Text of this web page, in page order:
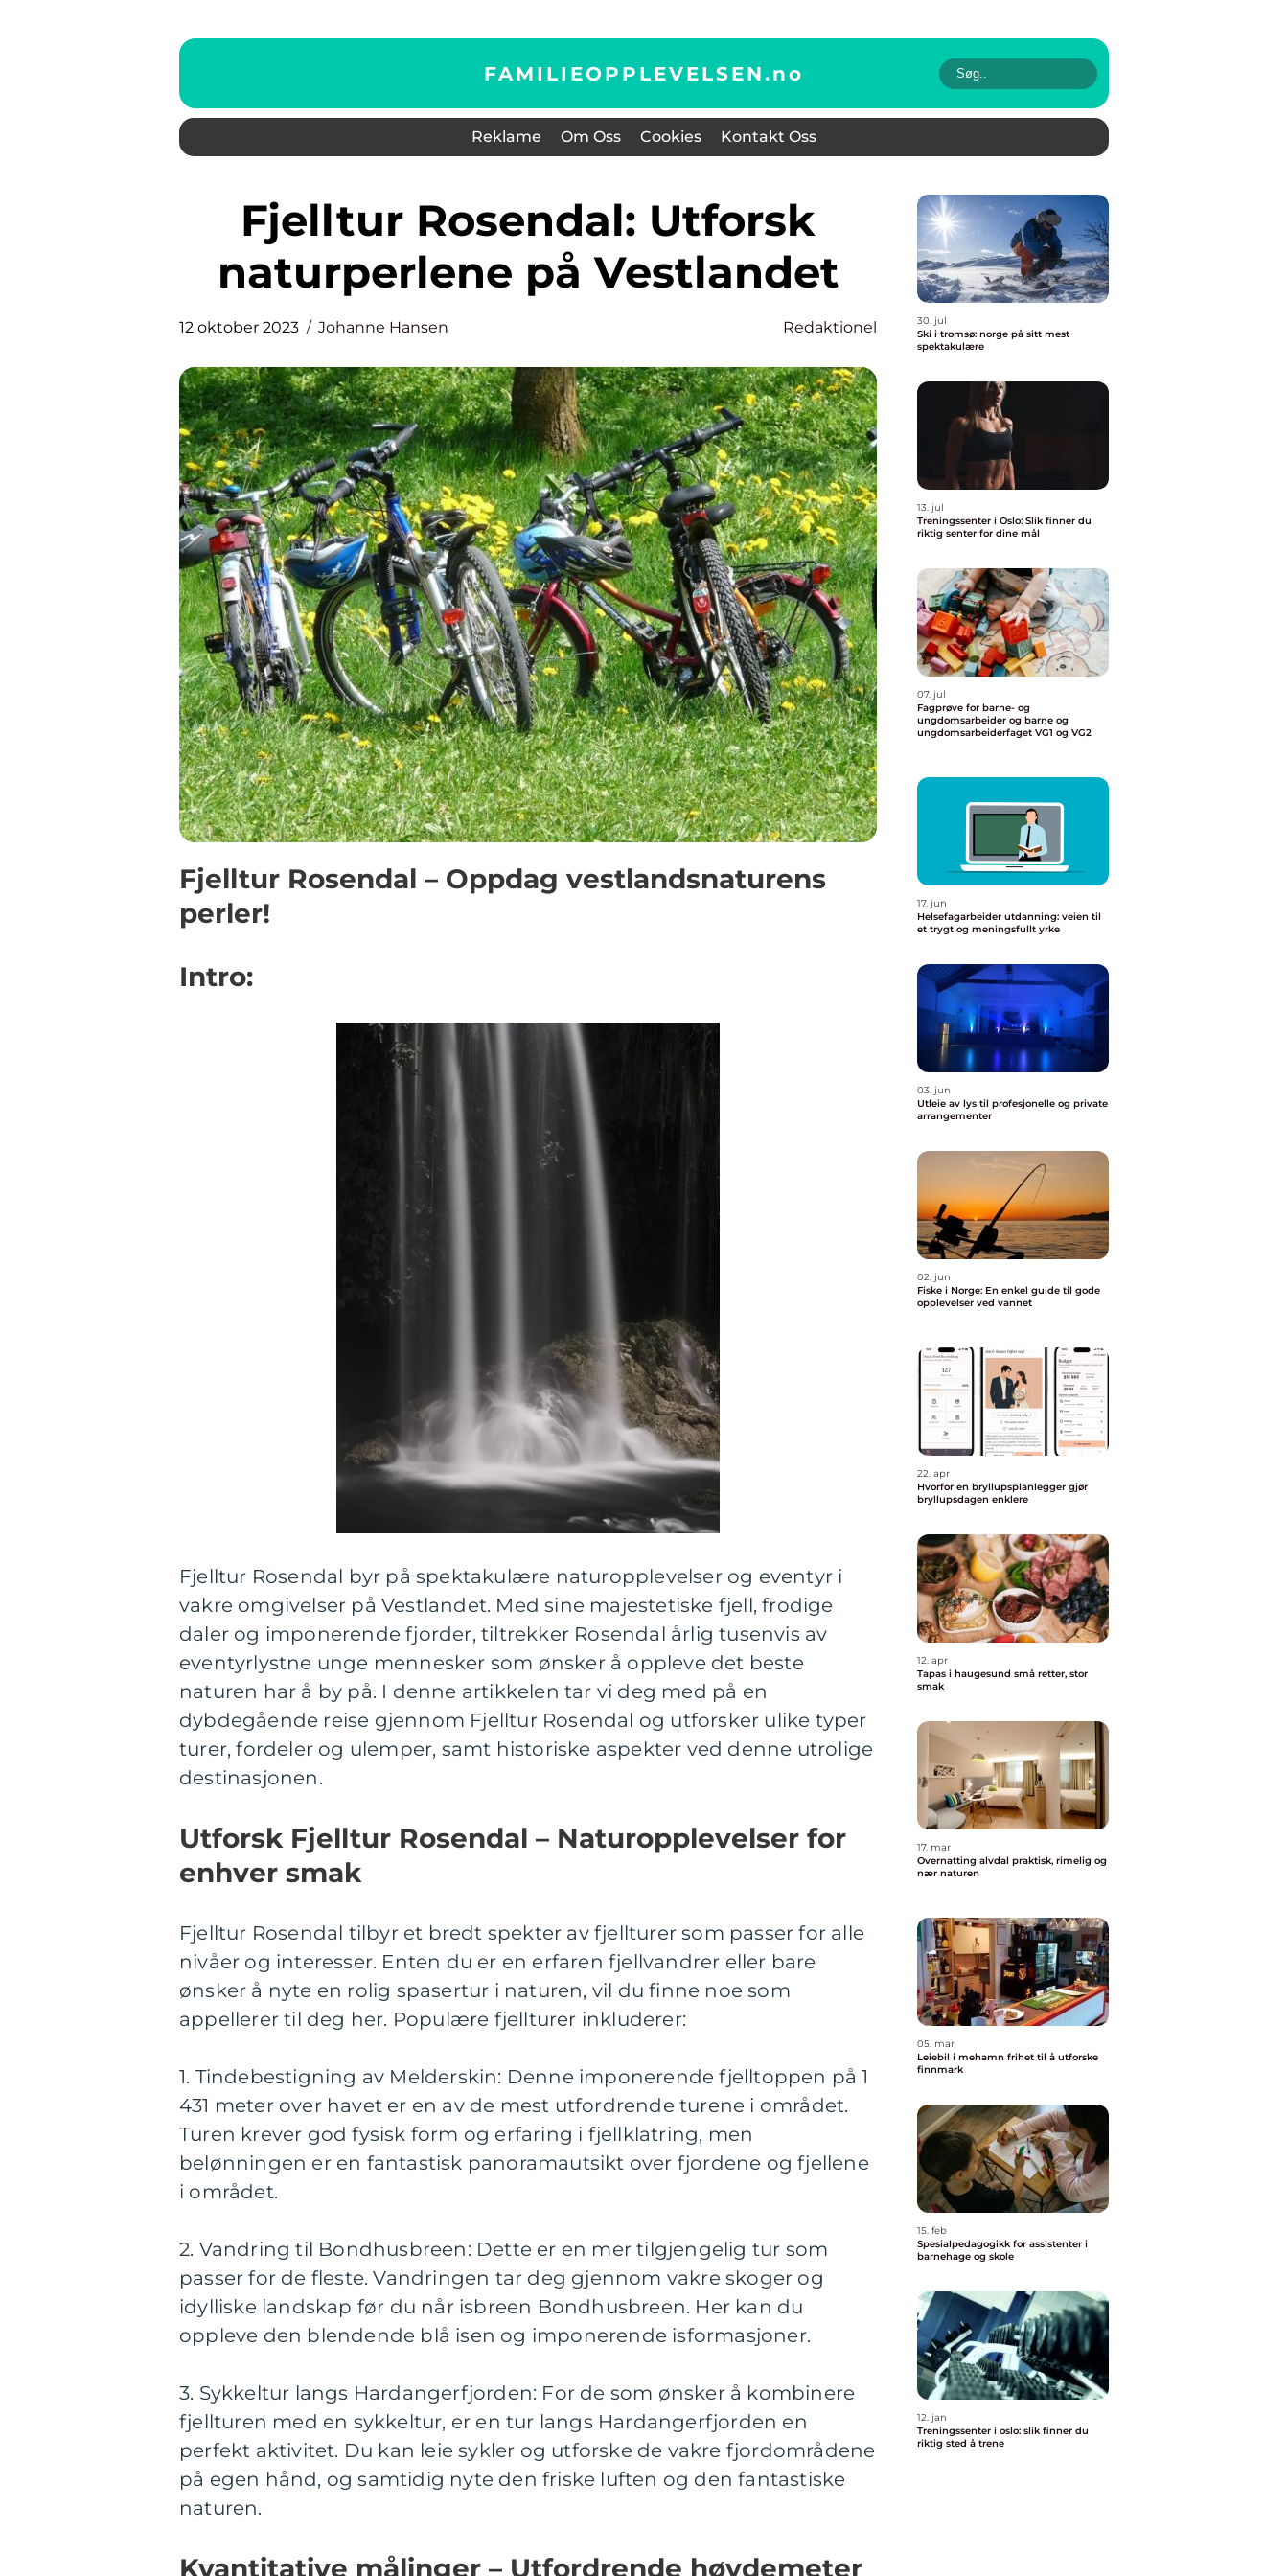
FAMILIEOPPLEVELSEN.no
Reklame Om Oss Cookies Kontakt Oss
Fjelltur Rosendal: Utforsk
naturperlene på Vestlandet
12 oktober 2023 Johanne Hansen Redaktionel
Fjelltur Rosendal – Oppdag vestlandsnaturens
perler!
Intro:
Fjelltur Rosendal byr på spektakulære naturopplevelser og eventyr i
vakre omgivelser på Vestlandet. Med sine majestetiske fjell, frodige
daler og imponerende fjorder, tiltrekker Rosendal årlig tusenvis av
eventyrlystne unge mennesker som ønsker å oppleve det beste
naturen har å by på. I denne artikkelen tar vi deg med på en
dybdegående reise gjennom Fjelltur Rosendal og utforsker ulike typer
turer, fordeler og ulemper, samt historiske aspekter ved denne utrolige
destinasjonen.
Utforsk Fjelltur Rosendal – Naturopplevelser for
enhver smak
Fjelltur Rosendal tilbyr et bredt spekter av fjellturer som passer for alle
nivåer og interesser. Enten du er en erfaren fjellvandrer eller bare
ønsker å nyte en rolig spasertur i naturen, vil du finne noe som
appellerer til deg her. Populære fjellturer inkluderer:
1. Tindebestigning av Melderskin: Denne imponerende fjelltoppen på 1
431 meter over havet er en av de mest utfordrende turene i området.
Turen krever god fysisk form og erfaring i fjellklatring, men
belønningen er en fantastisk panoramautsikt over fjordene og fjellene
i området.
2. Vandring til Bondhusbreen: Dette er en mer tilgjengelig tur som
passer for de fleste. Vandringen tar deg gjennom vakre skoger og
idylliske landskap før du når isbreen Bondhusbreen. Her kan du
oppleve den blendende blå isen og imponerende isformasjoner.
3. Sykkeltur langs Hardangerfjorden: For de som ønsker å kombinere
fjellturen med en sykkeltur, er en tur langs Hardangerfjorden en
perfekt aktivitet. Du kan leie sykler og utforske de vakre fjordområdene
på egen hånd, og samtidig nyte den friske luften og den fantastiske
naturen.
Kvantitative målinger – Utfordrende høydemeter
30. jul
Ski i tromsø: norge på sitt mest
spektakulære
13. jul
Treningssenter i Oslo: Slik finner du
riktig senter for dine mål
07. jul
Fagprøve for barne- og
ungdomsarbeider og barne og
ungdomsarbeiderfaget VG1 og VG2
17. jun
Helsefagarbeider utdanning: veien til
et trygt og meningsfullt yrke
03. jun
Utleie av lys til profesjonelle og private
arrangementer
02. jun
Fiske i Norge: En enkel guide til gode
opplevelser ved vannet
22. apr
Hvorfor en bryllupsplanlegger gjør
bryllupsdagen enklere
12. apr
Tapas i haugesund små retter, stor
smak
17. mar
Overnatting alvdal praktisk, rimelig og
nær naturen
05. mar
Leiebil i mehamn frihet til å utforske
finnmark
15. feb
Spesialpedagogikk for assistenter i
barnehage og skole
12. jan
Treningssenter i oslo: slik finner du
riktig sted å trene